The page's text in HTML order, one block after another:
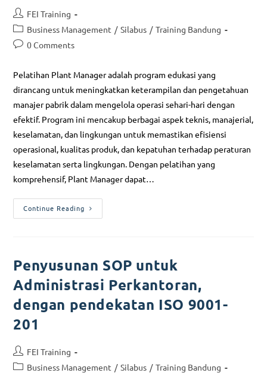
FEI Training
Business Management / Silabus / Training Bandung
0 Comments
Pelatihan Plant Manager adalah program edukasi yang
dirancang untuk meningkatkan keterampilan dan pengetahuan
manajer pabrik dalam mengelola operasi sehari-hari dengan
efektif. Program ini mencakup berbagai aspek teknis, manajerial,
keselamatan, dan lingkungan untuk memastikan efisiensi
operasional, kualitas produk, dan kepatuhan terhadap peraturan
keselamatan serta lingkungan. Dengan pelatihan yang
komprehensif, Plant Manager dapat…
Continue Reading
Penyusunan SOP untuk
Administrasi Perkantoran,
dengan pendekatan ISO 9001-
201
FEI Training
Business Management / Silabus / Training Bandung